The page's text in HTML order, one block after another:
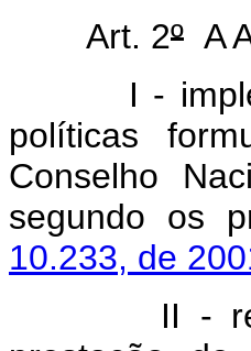
Art. 2º A
I -
políticas
Conselho
segundo os
10.233, de
II -